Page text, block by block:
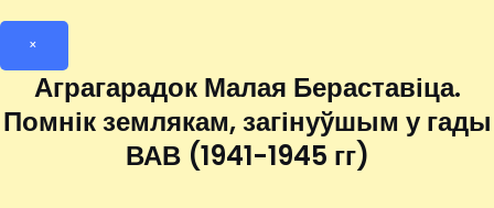
×
Аграгарадок Малая Бераставіца.
Помнік землякам, загінуўшым у гады
ВАВ (1941-1945 гг)